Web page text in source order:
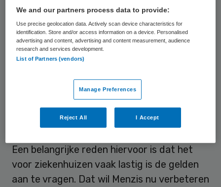
relatief weinig gebruik gemaakt, bleek
onlangs uit een monitor van de Nederlandse
Zorgautoriteit (NZa). Er wordt dit zo’n 35
miljoen euro, nog niet de helft van het
beschikbare bedrag.
Vouchers
Een belangrijke reden hiervoor is dat het
voor ziekenhuizen vaak lastig is de gelden
aan te vragen. Dat wil Menzis nu verbeteren
We and our partners process data to provide:
Use precise geolocation data. Actively scan device characteristics for
identification. Store and/or access information on a device. Personalised
advertising and content, advertising and content measurement, audience
research and services development.
List of Partners (vendors)
Manage Preferences
Reject All I Accept